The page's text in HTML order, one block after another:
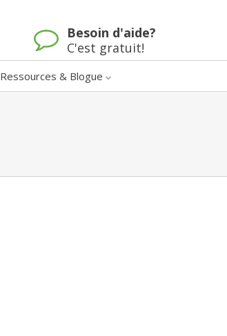
Besoin d'aide?
C'est gratuit!
Ressources & Blogue